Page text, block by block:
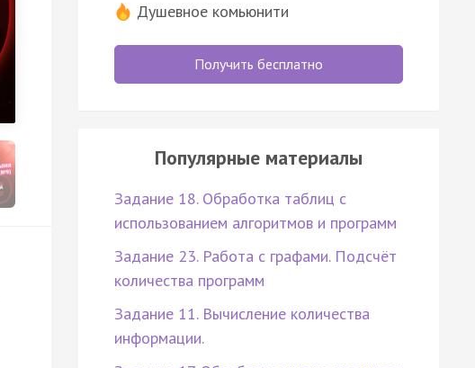
Душевное комьюнити
Получить бесплатно
Популярные материалы
Задание 18. Обработка таблиц с
использованием алгоритмов и программ
Задание 23. Работа с графами. Подсчёт
количества программ
Задание 11. Вычисление количества
информации.